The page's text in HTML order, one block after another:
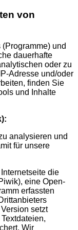
von
und
dauerhafte
oder zu
Adresse und/oder
finden Sie
und Inhalte
analysieren und
für unsere
die
eine Open-
erfassten
setzt
Wir